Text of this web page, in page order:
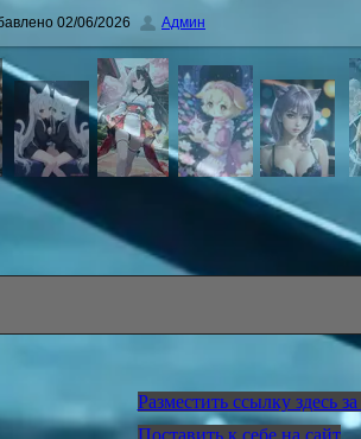
02/06/2026 Админ
Разместить ссылку здесь за
Поставить к себе на сайт